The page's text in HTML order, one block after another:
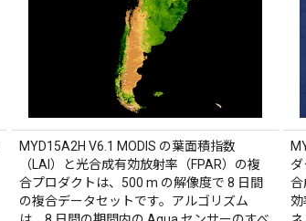
MYD15A2H V6.1 MODIS の葉面積指数
（LAI）と光合成有効放射率（FPAR）の複
合プロダクトは、500 m の解像度で 8 日間
の複合データセットです。アルゴリズム
合